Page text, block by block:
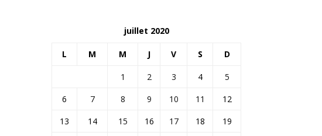
juillet 2020
L M M J V S D
1 2 3 4
5
6
7 8 9 10 11
12
13
14 15 16 17 18 19